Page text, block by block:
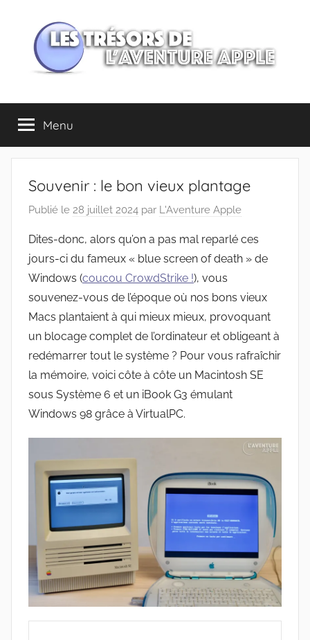
contenu
Les
trésors
de
l'Aventure
Apple
Menu
Souvenir : le bon vieux plantage
Publié le 28 juillet 2024 par L'Aventure Apple
Dites-donc, alors qu’on a pas mal reparlé ces
jours-ci du fameux « blue screen of death » de
Windows (coucou CrowdStrike !), vous
souvenez-vous de l’époque où nos bons vieux
Macs plantaient à qui mieux mieux, provoquant
un blocage complet de l’ordinateur et obligeant à
redémarrer tout le système ? Pour vous rafraîchir
la mémoire, voici côte à côte un Macintosh SE
sous Système 6 et un iBook G3 émulant
Windows 98 grâce à VirtualPC.